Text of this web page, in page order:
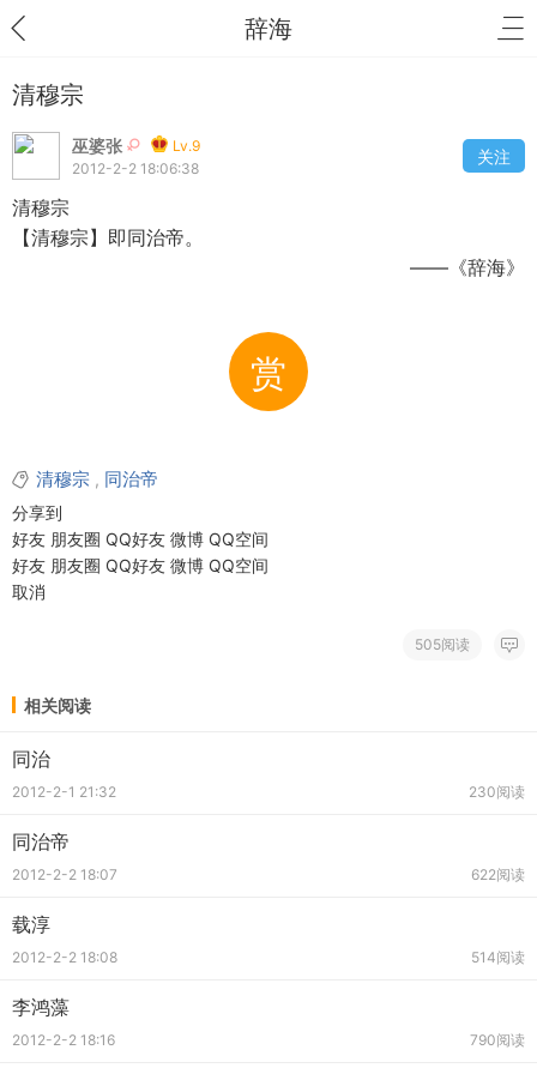
辞海
清穆宗
巫婆张
Lv.9
2012-2-2 18:06:38
关注
清穆宗
【清穆宗】即同治帝。
——《辞海》
赏
清穆宗 , 同治帝
分享到
好友 朋友圈 QQ好友 微博 QQ空间
好友 朋友圈 QQ好友 微博 QQ空间
取消
505阅读
相关阅读
同治
2012-2-1 21:32 230阅读
同治帝
2012-2-2 18:07 622阅读
载淳
2012-2-2 18:08 514阅读
李鸿藻
2012-2-2 18:16 790阅读